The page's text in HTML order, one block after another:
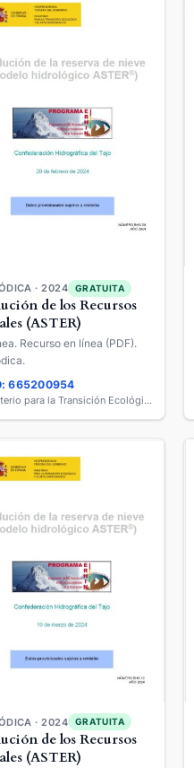
· 2024 GRATUITA
de los Recursos
(ASTER)
Recurso en línea (PDF).
665200954
Ministerio para la Transición Ecológica y el Reto Demográfico
· 2024 GRATUITA
de los Recursos
(ASTER)